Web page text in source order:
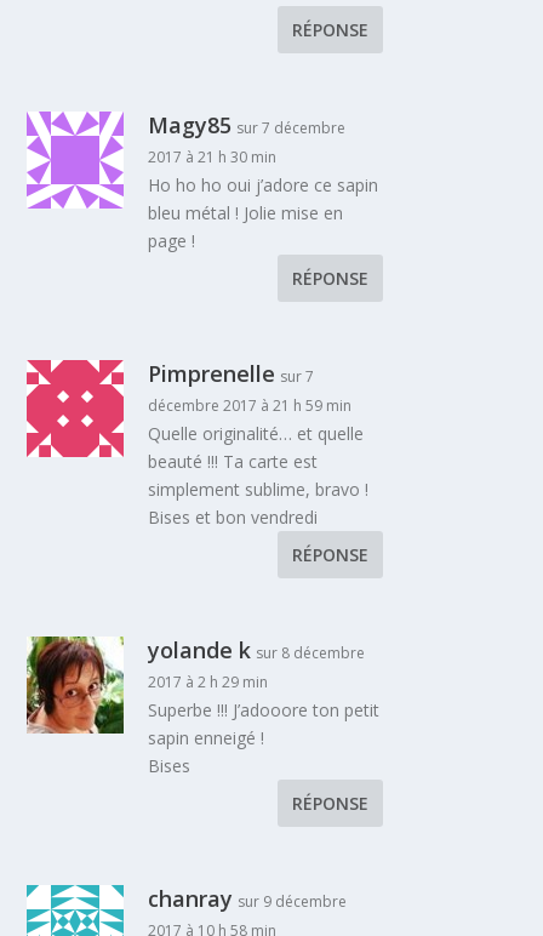
RÉPONSE
Magy85 sur 7 décembre
2017 à 21 h 30 min
Ho ho ho oui j’adore ce sapin
bleu métal ! Jolie mise en
page !
RÉPONSE
Pimprenelle sur 7
décembre 2017 à 21 h 59 min
Quelle originalité… et quelle
beauté !!! Ta carte est
simplement sublime, bravo !
Bises et bon vendredi
RÉPONSE
yolande k sur 8 décembre
2017 à 2 h 29 min
Superbe !!! J’adooore ton petit
sapin enneigé !
Bises
RÉPONSE
chanray sur 9 décembre
2017 à 10 h 58 min